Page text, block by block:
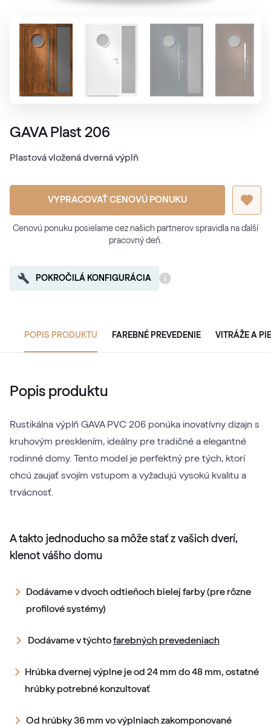
GAVA Plast 206
Plastová vložená dverná výplň
VYPRACOVAŤ CENOVÚ PONUKU
Cenovú ponuku posielame cez našich partnerov spravidla na ďalší
pracovný deň.
POKROČILÁ KONFIGURÁCIA
POPIS PRODUKTU FAREBNÉ PREVEDENIE VITRÁŽE A
Popis produktu
Rustikálna výplň GAVA PVC 206 ponúka inovatívny dizajn s
kruhovým presklením, ideálny pre tradičné a elegantné
rodinné domy. Tento model je perfektný pre tých, ktorí
chcú zaujať svojím vstupom a vyžadujú vysokú kvalitu a
trvácnosť.
A takto jednoducho sa môže stať z vašich dverí,
klenot vášho domu
Dodávame v dvoch odtieňoch bielej farby (pre rôzne
profilové systémy)
Dodávame v týchtofarebných prevedeniach
Hrúbka dvernej výplne je od 24 mm do 48 mm, ostatné
hrúbky potrebné konzultovať
Od hrúbky 36 mm vo výplniach zakomponované